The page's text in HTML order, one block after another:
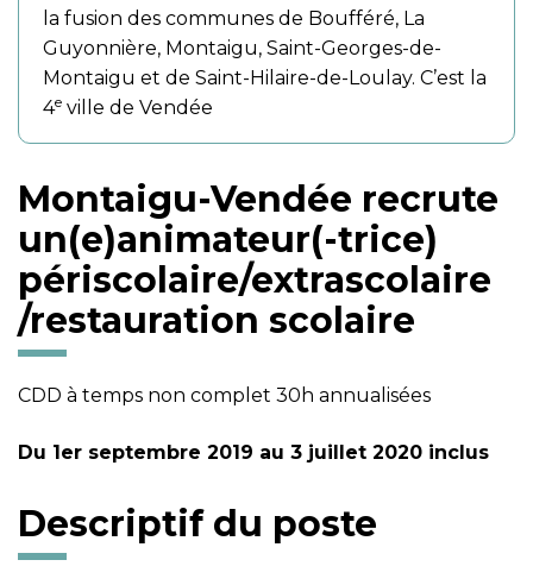
la fusion des communes de Boufféré, La
Guyonnière, Montaigu, Saint-Georges-de-
Montaigu et de Saint-Hilaire-de-Loulay. C’est la
4e ville de Vendée
Montaigu-Vendée recrute
un(e)animateur(-trice)
périscolaire/extrascolaire
/restauration scolaire
CDD à temps non complet 30h annualisées
Du 1er septembre 2019 au 3 juillet 2020 inclus
Descriptif du poste